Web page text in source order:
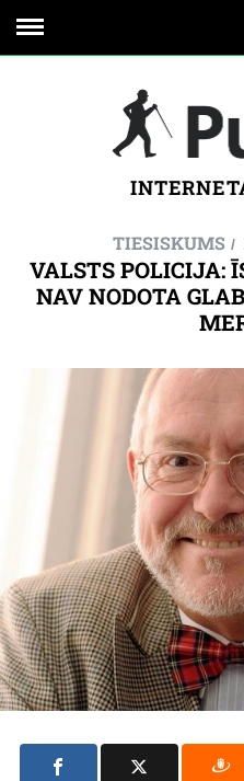
TIESISKUMS
VALSTS POLICIJA:
NAV NODOTA